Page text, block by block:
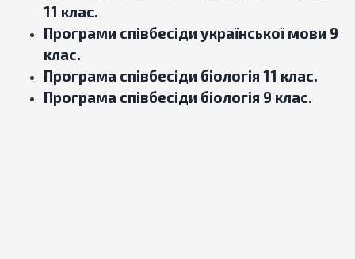
11 клас.
Програми співбесіди української мови 9
клас.
Програма співбесіди біологія 11 клас.
Програма співбесіди біологія 9 клас.